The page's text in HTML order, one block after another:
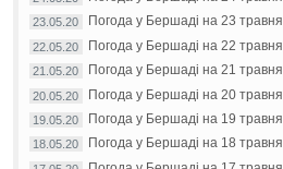
23.05.20 Погода у Бершаді на 23 травня
22.05.20 Погода у Бершаді на 22 травня
21.05.20 Погода у Бершаді на 21 травня
20.05.20 Погода у Бершаді на 20 травня
19.05.20 Погода у Бершаді на 19 травня
18.05.20 Погода у Бершаді на 18 травня